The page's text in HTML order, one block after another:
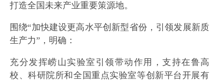
打造全国未来产业重要策源地。
围绕“加快建设更高水平创新型省份，引领发展新质
生产力”，明确：
充分发挥崂山实验室引领带动作用，支持在鲁高
校、科研院所和全国重点实验室等创新平台开展有